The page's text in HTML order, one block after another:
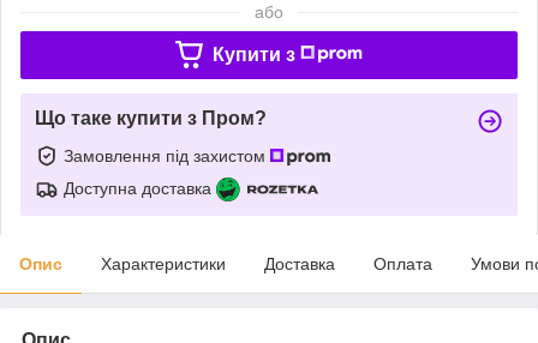
або
Купити з
Що таке купити з Пром?
Замовлення під захистом
Доступна доставка
Опис Характеристики Доставка Оплата Умови